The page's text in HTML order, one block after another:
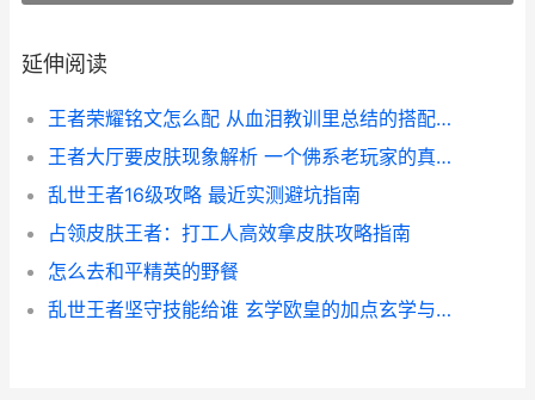
延伸阅读
王者荣耀铭文怎么配 从血泪教训里总结的搭配思路
王者大厅要皮肤现象解析 一个佛系老玩家的真心话
乱世王者16级攻略 最近实测避坑指南
占领皮肤王者：打工人高效拿皮肤攻略指南
怎么去和平精英的野餐
乱世王者坚守技能给谁 玄学欧皇的加点玄学与血泪教训